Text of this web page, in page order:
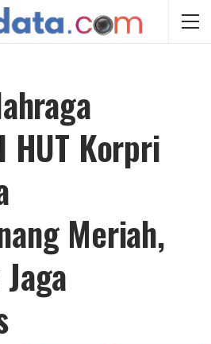
HUT Korpri
Meriah,